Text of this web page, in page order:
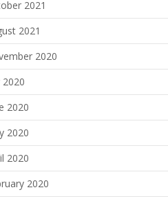
2021
2021
2020
2020
2020
2020
2020
2020